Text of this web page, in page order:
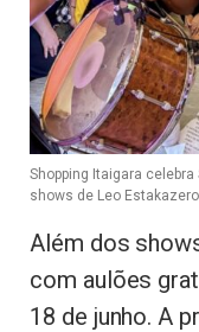
Shopping Itaigara
shows de Leo Estakazero
Além dos
com aulões
18 de junho. A